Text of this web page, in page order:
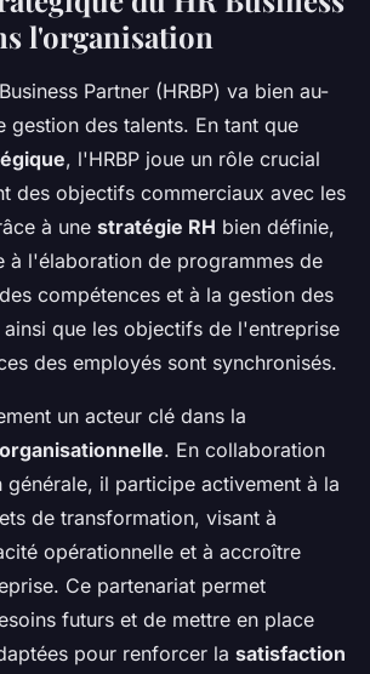
l'organisation
Partner (HRBP) va bien au-
gestion des talents. En tant que
, l'HRBP joue un rôle crucial
des objectifs commerciaux avec les
à une stratégie RH bien définie,
à l'élaboration de programmes de
compétences et à la gestion des
ainsi que les objectifs de l'entreprise
des employés sont synchronisés.
un acteur clé dans la
. En collaboration
il participe activement à la
de transformation, visant à
opérationnelle et à accroître
Ce partenariat permet
futurs et de mettre en place
pour renforcer la satisfaction